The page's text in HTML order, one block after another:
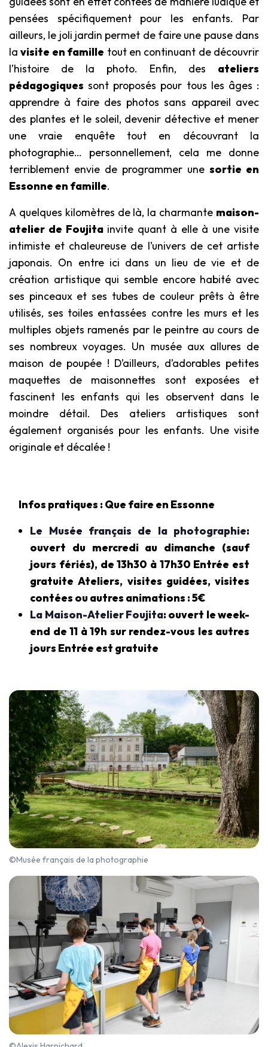
pensées spécifiquement pour les enfants. Par
ailleurs, le joli jardin permet de faire une pause dans
lavisite en famille tout en continuant de découvrir
l’histoire de la photo. Enfin, des ateliers
pédagogiques sont proposés pour tous les âges :
apprendre à faire des photos sans appareil avec
des plantes et le soleil, devenir détective et mener
une vraie enquête tout en découvrant la
photographie… personnellement, cela me donne
terriblement envie de programmer une sortie en
Essonne en famille.
A quelques kilomètres de là, la charmante maison-
atelier de Foujitainvite quant à elle à une visite
intimiste et chaleureuse de l’univers de cet artiste
japonais. On entre ici dans un lieu de vie et de
création artistique qui semble encore habité avec
ses pinceaux et ses tubes de couleur prêts à être
utilisés, ses toiles entassées contre les murs et les
multiples objets ramenés par le peintre au cours de
ses nombreux voyages. Un musée aux allures de
maison de poupée ! D’ailleurs, d’adorables petites
maquettes de maisonnettes sont exposées et
fascinent les enfants qui les observent dans le
moindre détail. Des ateliers artistiques sont
également organisés pour les enfants. Une visite
originale et décalée !
Infos pratiques : Que faire en Essonne
Le Musée français de la photographie:
ouvert du mercredi au dimanche (sauf
jours fériés), de 13h30 à 17h30 Entrée est
gratuite Ateliers, visites guidées, visites
contées ou autres animations : 5€
La Maison-Atelier Foujita: ouvert le week-
end de 11 à 19h sur rendez-vous les autres
jours Entrée est gratuite
©Musée français de la photographie